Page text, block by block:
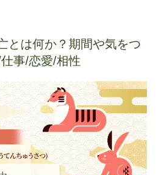
とは何か？期間や気をつ
事/恋愛/相性